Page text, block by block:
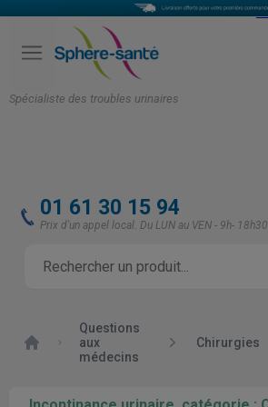
Spécialiste des troubles urinaires
01 61 30 15 94
Prix d'un appel local. Du LUN au VEN - 9h- 18h30
Accueil
Questions
aux
médecins
Chirurgies